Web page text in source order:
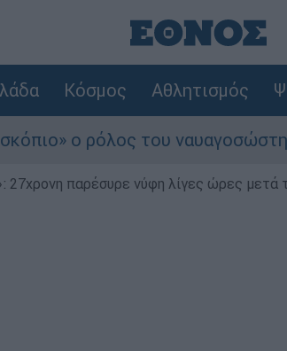
Κόσμος Αθλητισμός
του ναυαγοσώστη
παρέσυρε νύφη λίγες ώρες μετά